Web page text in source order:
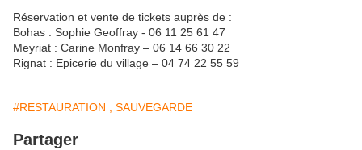
Réservation et vente de tickets auprès de :
Bohas : Sophie Geoffray - 06 11 25 61 47
Meyriat : Carine Monfray – 06 14 66 30 22
Rignat : Epicerie du village – 04 74 22 55 59
#RESTAURATION ; SAUVEGARDE
Partager